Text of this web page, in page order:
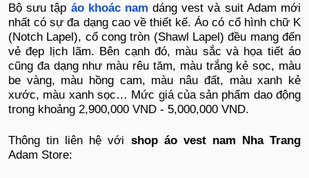
Bộ sưu tập áo khoác nam dáng vest và suit Adam mới
nhất có sự đa dạng cao về thiết kế. Áo có cổ hình chữ K
(Notch Lapel), cổ cong tròn (Shawl Lapel) đều mang đến
vẻ đẹp lịch lãm. Bên cạnh đó, màu sắc và họa tiết áo
cũng đa dạng như màu rêu tăm, màu trắng kẻ sọc, màu
be vàng, màu hồng cam, màu nâu đất, màu xanh kẻ
xước, màu xanh sọc… Mức giá của sản phẩm dao động
trong khoảng 2,900,000 VND - 5,000,000 VND.
Thông tin liên hệ với shop áo vest nam Nha Trang
Adam Store: